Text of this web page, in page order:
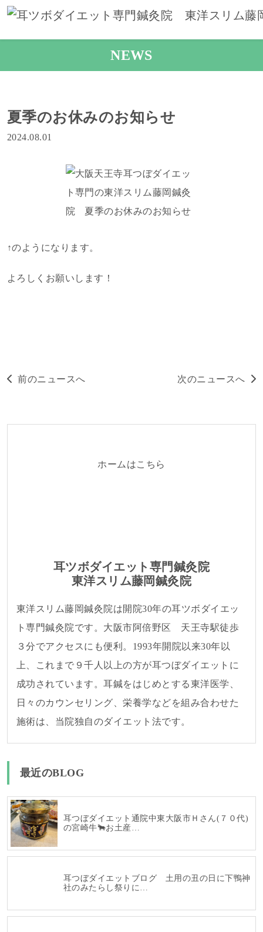
NEWS
夏季のお休みのお知らせ
2024.08.01
↑のようになります。
よろしくお願いします！
前のニュースへ 次のニュースへ
ホームはこちら
耳ツボダイエット専門鍼灸院
東洋スリム藤岡鍼灸院
東洋スリム藤岡鍼灸院は開院30年の耳ツボダイエッ
ト専門鍼灸院です。大阪市阿倍野区 天王寺駅徒歩
３分でアクセスにも便利。1993年開院以来30年以
上、これまで９千人以上の方が耳つぼダイエットに
成功されています。耳鍼をはじめとする東洋医学、
日々のカウンセリング、栄養学などを組み合わせた
施術は、当院独自のダイエット法です。
最近のBLOG
耳つぼダイエット通院中東大阪市Ｈさん(７０代)
の宮崎牛🐂お土産…
耳つぼダイエットブログ 土用の丑の日に下鴨神
社のみたらし祭りに…